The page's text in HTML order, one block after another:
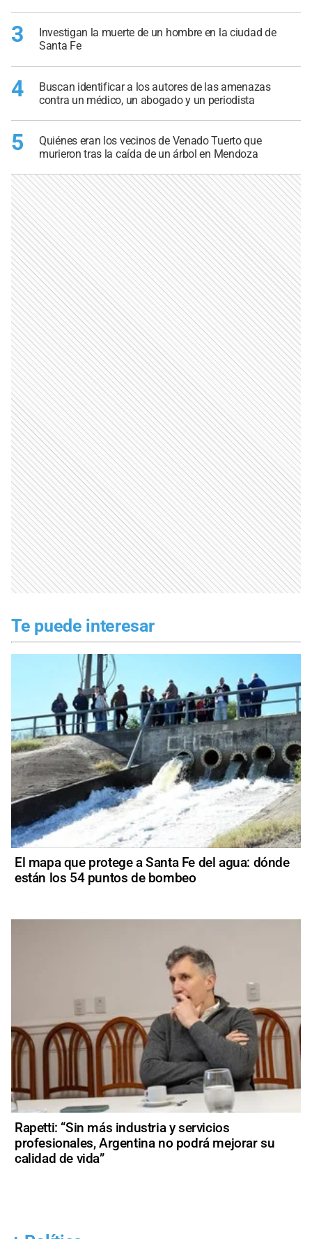
3
Investigan la muerte de un hombre en la ciudad de
Santa Fe
4
Buscan identificar a los autores de las amenazas
contra un médico, un abogado y un periodista
5
Quiénes eran los vecinos de Venado Tuerto que
murieron tras la caída de un árbol en Mendoza
Te puede interesar
El mapa que protege a Santa Fe del agua: dónde
están los 54 puntos de bombeo
Rapetti: “Sin más industria y servicios
profesionales, Argentina no podrá mejorar su
calidad de vida”